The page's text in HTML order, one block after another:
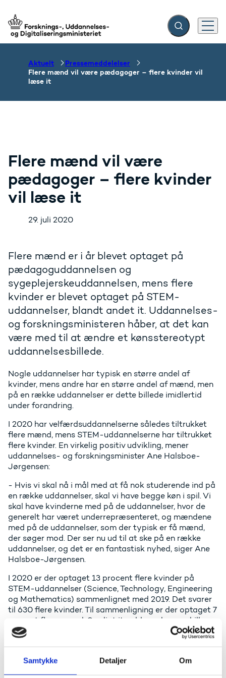
Samtykke Detaljer Om
Gå til forsiden Fold søgefelt ud
Menu
Aktuelt
Pressemeddelelser
Flere mænd vil være pædagoger – flere kvinder vil
læse it
Flere mænd vil være
pædagoger – flere kvinder
vil læse it
29. juli 2020
Flere mænd er i år blevet optaget på
pædagoguddannelsen og
sygeplejerskeuddannelsen, mens flere
kvinder er blevet optaget på STEM-
uddannelser, blandt andet it. Uddannelses-
og forskningsministeren håber, at det kan
være med til at ændre et kønsstereotypt
uddannelsesbillede.
Nogle uddannelser har typisk en større andel af
kvinder, mens andre har en større andel af mænd, men
på en række uddannelser er dette billede imidlertid
under forandring.
I 2020 har velfærdsuddannelserne således tiltrukket
flere mænd, mens STEM-uddannelserne har tiltrukket
flere kvinder. En virkelig positiv udvikling, mener
uddannelses- og forskningsminister Ane Halsboe-
Jørgensen:
- Hvis vi skal nå i mål med at få nok studerende ind på
en række uddannelser, skal vi have begge køn i spil. Vi
skal have kvinderne med på de uddannelser, hvor de
generelt har været underrepræsenteret, og mændene
med på de uddannelser, som der typisk er få mænd,
der søger mod. Der ser nu ud til at ske på en række
uddannelser, og det er en fantastisk nyhed, siger Ane
Halsboe-Jørgensen.
I 2020 er der optaget 13 procent flere kvinder på
STEM-uddannelser (Science, Technology, Engineering
og Mathematics) sammenlignet med 2019. Det svarer
til 630 flere kvinder. Til sammenligning er der optaget 7
procent flere mænd. Særligt it-uddannelserne skiller
sig ud. På it-uddannelserne, hvor en stor del af dem er
STEM-uddannelser, er der nemlig i år optaget 20
svarer til 355 kvinder. Til sammenligning blev der
optaget 11 procent flere mænd.